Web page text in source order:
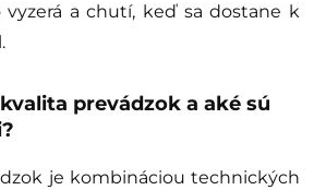
vyzerá a chutí, keď sa dostane k
prevádzok a aké sú
je kombináciou technických